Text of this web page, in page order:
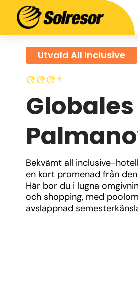
Utvald All Inclusive
Globales
Bekvämt all inclusive-
en kort promenad från
Här bor du i lugna
och shopping, med
avslappnad